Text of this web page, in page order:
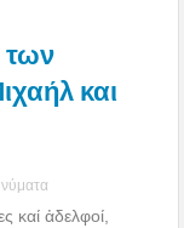
των
και
καί ἀδελφοί,